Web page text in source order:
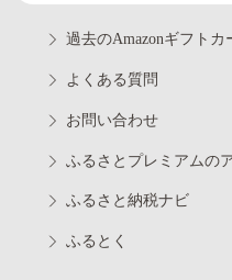
過去のAmazonギフト
よくある質問
お問い合わせ
ふるさとプレミアムの
ふるさと納税ナビ
ふるとく